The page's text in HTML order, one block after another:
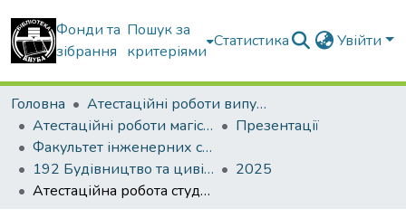
Фонди та
зібрання
Пошук за
критеріями
Статистика Увійти
Головна
Атестаційні роботи випускників
Атестаційні роботи магістрів
Презентації
Факультет інженерних систем та екології
192 Будівництво та цивільна інженерія. Водопостачання та водовідведення
2025
Атестаційна робота студента Крук Іван Олександрович